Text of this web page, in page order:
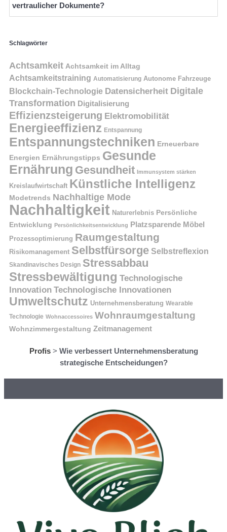
vertraulicher Dokumente?
Schlagwörter
Achtsamkeit Achtsamkeit im Alltag
Achtsamkeitstraining Automatisierung Autonome Fahrzeuge
Blockchain-Technologie Datensicherheit Digitale
Transformation Digitalisierung
Effizienzsteigerung Elektromobilität
Energieeffizienz Entspannung
Entspannungstechniken Erneuerbare
Energien Ernährungstipps Gesunde
Ernährung Gesundheit Immunsystem stärken
Kreislaufwirtschaft Künstliche Intelligenz
Modetrends Nachhaltige Mode
Nachhaltigkeit Naturerlebnis Persönliche
Entwicklung Persönlichkeitsentwicklung Platzsparende Möbel
Prozessoptimierung Raumgestaltung
Risikomanagement Selbstfürsorge Selbstreflexion
Skandinavisches Design Stressabbau
Stressbewältigung Technologische
Innovation Technologische Innovationen
Umweltschutz Unternehmensberatung Wearable
Technologie Wohnaccessoires Wohnraumgestaltung
Wohnzimmergestaltung Zeitmanagement
Profis> Wie verbessert Unternehmensberatung
strategische Entscheidungen?